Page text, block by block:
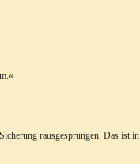
rausgesprungen. Das ist in